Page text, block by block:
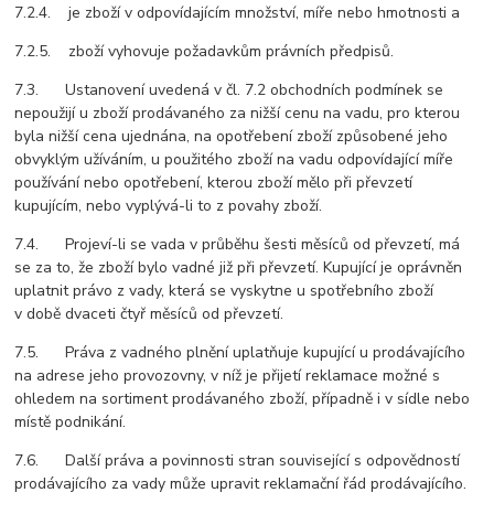
7.2.4. je zboží v odpovídajícím množství, míře nebo hmotnosti a
7.2.5. zboží vyhovuje požadavkům právních předpisů.
7.3. Ustanovení uvedená v čl. 7.2 obchodních podmínek se
nepoužijí u zboží prodávaného za nižší cenu na vadu, pro kterou
byla nižší cena ujednána, na opotřebení zboží způsobené jeho
obvyklým užíváním, u použitého zboží na vadu odpovídající míře
používání nebo opotřebení, kterou zboží mělo při převzetí
kupujícím, nebo vyplývá-li to z povahy zboží.
7.4. Projeví-li se vada v průběhu šesti měsíců od převzetí, má
se za to, že zboží bylo vadné již při převzetí. Kupující je oprávněn
uplatnit právo z vady, která se vyskytne u spotřebního zboží
v době dvaceti čtyř měsíců od převzetí.
7.5. Práva z vadného plnění uplatňuje kupující u prodávajícího
na adrese jeho provozovny, v níž je přijetí reklamace možné s
ohledem na sortiment prodávaného zboží, případně i v sídle nebo
místě podnikání.
7.6. Další práva a povinnosti stran související s odpovědností
prodávajícího za vady může upravit reklamační řád prodávajícího.